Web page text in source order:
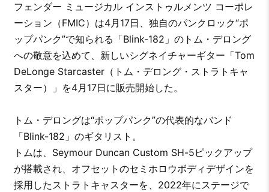
フェンダー ミュージカル インストゥルメンツ コーポレ
ーション（FMIC）は4月17日、独自のパンクロック“ポ
ップパンク”で知られる「Blink-182」のトム・デロング
への敬意を込めて、新しいシグネイチャーギター「Tom
DeLonge Starcaster（トム・デロング・ストラトキャ
スター）」を4月17日に販売開始した。
トム・デロングは“ポップパンク”の代表的なバンド
「Blink-182」のギタリスト。
トムは、Seymour Duncan Custom SH-5ピックアップ
が搭載され、オフセットのセミホロウボディデザインを
採用したストラトキャスターを、2022年にステージで